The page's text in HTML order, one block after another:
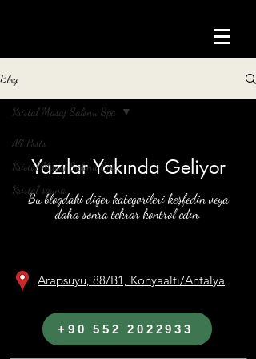
Blog
All Posts
Kristal Masaj Salonu Spa
Kristal sauna
Kristal Masaj Salonu Spa
Yazılar Yakında Geliyor
Bu blogdaki diğer kategorileri keşfedin veya
daha sonra tekrar kontrol edin.
Arapsuyu, 88/B1, Konyaaltı/Antalya
+90 552 2022933